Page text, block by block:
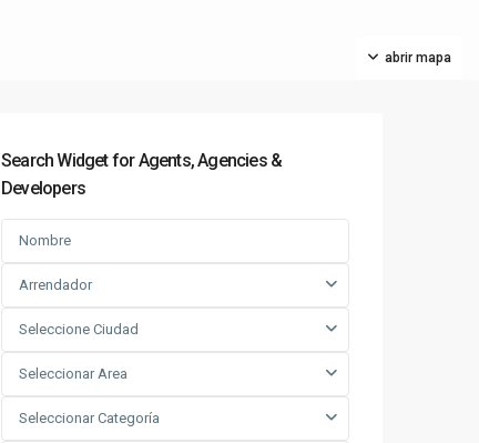
abrir mapa
Search Widget for Agents, Agencies &
Developers
Arrendador
Seleccione Ciudad
Seleccionar Area
Seleccionar Categoría